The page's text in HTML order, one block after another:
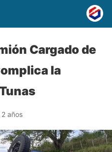
Cargado de
la
años